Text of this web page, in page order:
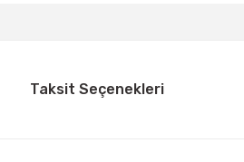
Taksit Seçenekleri